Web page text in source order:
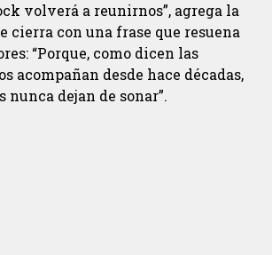
volverá a reunirnos”, agrega la
cierra con una frase que resuena
“Porque, como dicen las
acompañan desde hace décadas,
dejan de sonar”.